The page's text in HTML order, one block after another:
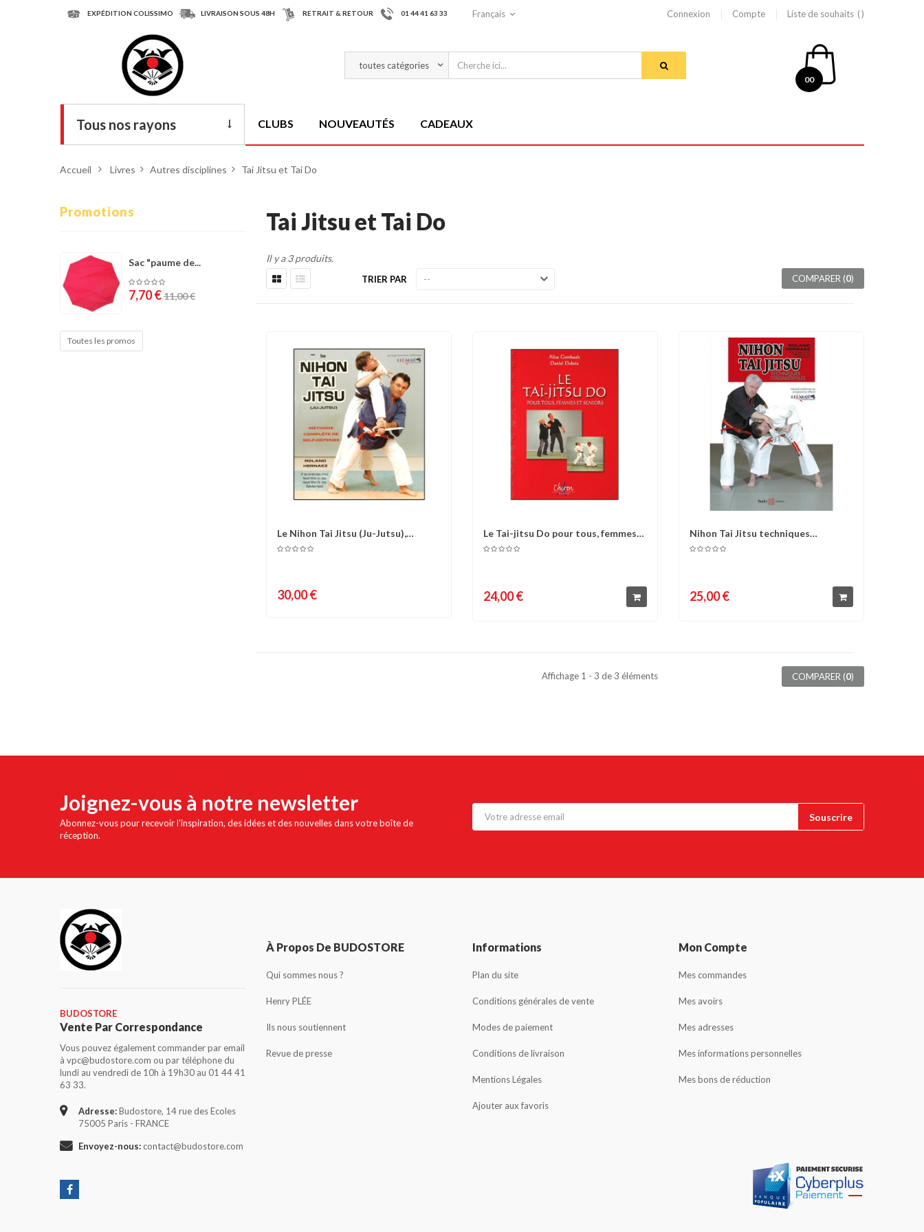
EXPÉDITION COLISSIMO LIVRAISON SOUS 48H RETRAIT & RETOUR 01 44 41 63 33 Français Connexion Compte Liste de souhaits
00
Tous nos rayons
Armes
Chaussures
Protections
Condition physique
CLUBS NOUVEAUTÉS CADEAUX
Accueil > Livres > Autres disciplines > Tai Jitsu et Tai Do
Promotions
Sac "paume de...
7,70 €11,00 €
Toutes les promos
Tai Jitsu et Tai Do
Il y a 3 produits.
TRIER PAR COMPARER (0)
Comparer Liste d'envies
Le Nihon Tai Jitsu (Ju-Jutsu),
méthode...
30,00 €
Comparer Liste d'envies
Le Tai-jitsu Do pour tous, femmes
et...
24,00 €
Comparer Liste d'envies
Nihon Tai Jitsu techniques
fondamentales -...
25,00 €
Affichage 1 - 3 de 3 éléments COMPARER (0)
Joignez-vous à notre newsletter
Abonnez-vous pour recevoir l'inspiration, des idées et des nouvelles dans votre boîte de
réception.
BUDOSTORE
Vente Par Correspondance
Vous pouvez également commander par email
à vpc@budostore.com ou par téléphone du
lundi au vendredi de 10h à 19h30 au 01 44 41
63 33.
Adresse:Budostore, 14 rue des Ecoles
75005 Paris - FRANCE
Envoyez-nous: contact@budostore.com
À Propos De BUDOSTORE
Qui sommes nous ?
Henry PLÉE
Ils nous soutiennent
Revue de presse
Informations
Plan du site
Conditions générales de vente
Modes de paiement
Conditions de livraison
Mentions Légales
Ajouter aux favoris
Mon Compte
Mes commandes
Mes avoirs
Mes adresses
Mes informations personnelles
Mes bons de réduction